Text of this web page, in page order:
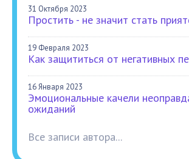
31 Октября 2023
Простить - не значит стать
19 Февраля 2023
Как защититься от негативных
16 Января 2023
Эмоциональные качели
ожиданий
Все записи автора...